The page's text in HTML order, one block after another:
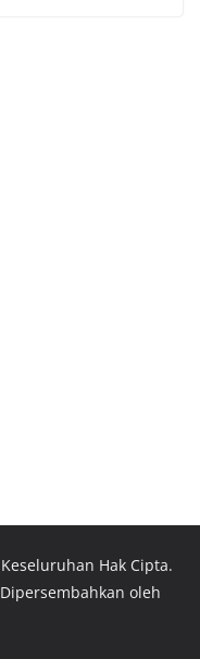
Hak Cipta.
oleh